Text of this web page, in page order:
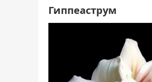
Гиппеаструм